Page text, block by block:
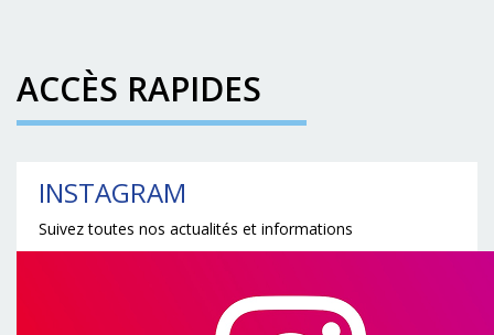
ACCÈS RAPIDES
INSTAGRAM
Suivez toutes nos actualités et informations